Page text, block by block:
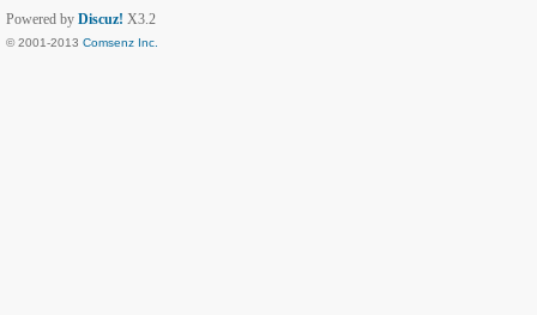
Powered by Discuz! X3.2
© 2001-2013 Comsenz Inc.